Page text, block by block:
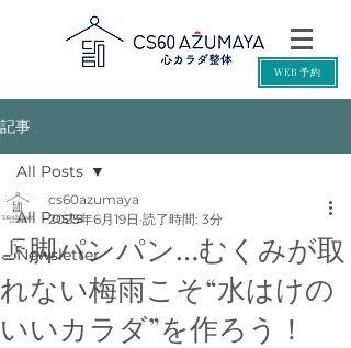
WEB予約
記事
All Posts
Newsletter
All Posts
🦵脚パンパン…むくみが取
れない梅雨こそ“水はけの
いいカラダ”を作ろう！
cs60azumaya
2025年6月19日 読了時間: 3分